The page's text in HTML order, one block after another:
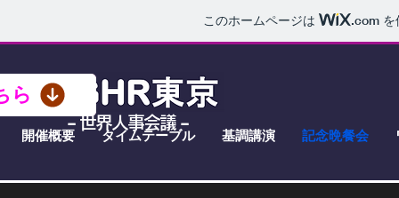
このホームページは .comを
​-世界人事会議 -
開催概要 タイムテーブル 基調講演 記念晩餐会
ら